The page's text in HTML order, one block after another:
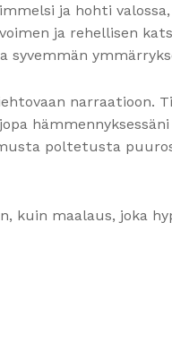
ja hohti
ja rehellisen
syvemmän
narraatioon.
poltetusta
kuin maalaus, joka